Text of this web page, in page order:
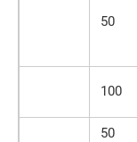
50
100
50